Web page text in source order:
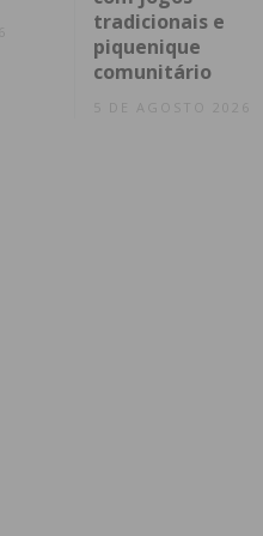
tradicionais e
piquenique
comunitário
5 DE AGOSTO 2026